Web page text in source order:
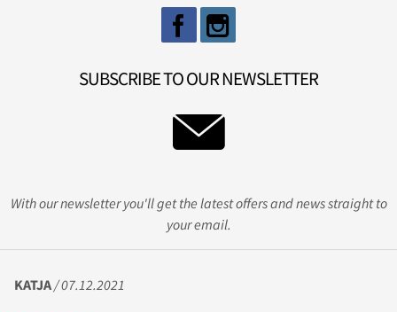
SUBSCRIBE TO OUR NEWSLETTER
With our newsletter you'll get the latest offers and news straight to
your email.
KATJA / 07.12.2021